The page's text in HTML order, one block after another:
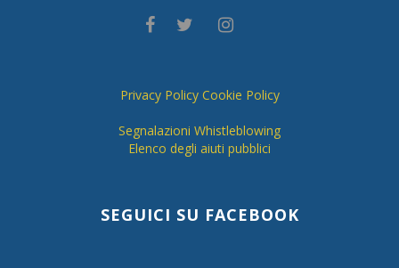
Privacy Policy Cookie Policy
Segnalazioni Whistleblowing
Elenco degli aiuti pubblici
SEGUICI SU FACEBOOK